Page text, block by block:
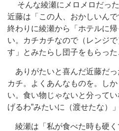
そんな綾瀬にメロメロだった
近藤は「この人、おかしいん
終わりに綾瀬から「ホテルに
い。カチカチなので（レンジ
す」とみたらし団子をもらった
ありがたいと喜んだ近藤だ
カチ。よくあんなものを。し
い。食い物じゃないと分って
げるわ”みたいに（渡せたな）
綾瀬は「私が食べた時も硬